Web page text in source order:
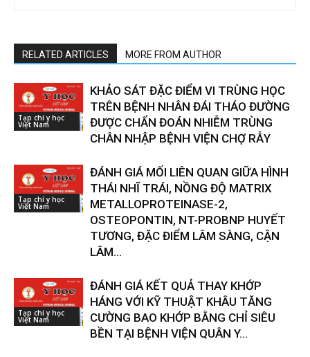
RELATED ARTICLES MORE FROM AUTHOR
Tạp chí y học
Việt Nam
KHẢO SÁT ĐẶC ĐIỂM VI TRÙNG HỌC
TRÊN BỆNH NHÂN ĐÁI THÁO ĐƯỜNG
ĐƯỢC CHẨN ĐOÁN NHIỄM TRÙNG
CHÂN NHẬP BỆNH VIỆN CHỢ RẪY
Tạp chí y học
Việt Nam
ĐÁNH GIÁ MỐI LIÊN QUAN GIỮA HÌNH
THÁI NHĨ TRÁI, NỒNG ĐỘ MATRIX
METALLOPROTEINASE-2,
OSTEOPONTIN, NT-PROBNP HUYẾT
TƯƠNG, ĐẶC ĐIỂM LÂM SÀNG, CẬN
LÂM...
Tạp chí y học
Việt Nam
ĐÁNH GIÁ KẾT QUẢ THAY KHỚP
HÁNG VỚI KỸ THUẬT KHÂU TĂNG
CƯỜNG BAO KHỚP BẰNG CHỈ SIÊU
BỀN TẠI BỆNH VIỆN QUÂN Y...